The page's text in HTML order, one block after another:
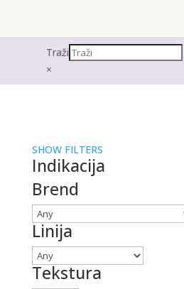
Traži
×
SHOW FILTERS
Indikacija
Brend
Linija
Tekstura